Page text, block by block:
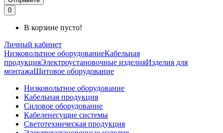
0
В корзине пусто!
Личный кабинет
Низковольтное оборудованиеКабельная
продукцияЭлектроустановочные изделияИзделия для
монтажаЩитовое оборудование
Низковольтное оборудование
Кабельная продукция
Силовое оборудование
Кабеленесущие системы
Светотехническая продукция